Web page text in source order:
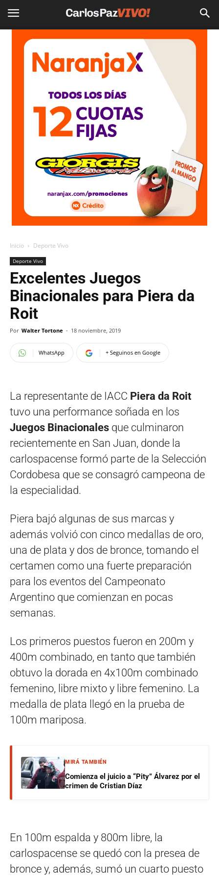
Inicio Deporte Vivo
Deporte Vivo
Excelentes Juegos
Binacionales para Piera da
Roit
Por Walter Tortone - 18 noviembre, 2019
WhatsApp + Seguinos en Google
La representante de IACC Piera da Roit
tuvo una performance soñada en los
Juegos Binacionales que culminaron
recientemente en San Juan, donde la
carlospacense formó parte de la Selección
Cordobesa que se consagró campeona de
la especialidad.
Piera bajó algunas de sus marcas y
además volvió con cinco medallas de oro,
una de plata y dos de bronce, tomando el
certamen como una fuerte preparación
para los eventos del Campeonato
Argentino que comienzan en pocas
semanas.
Los primeros puestos fueron en 200m y
400m combinado, en tanto que también
obtuvo la dorada en 4x100m combinado
femenino, libre mixto y libre femenino. La
medalla de plata llegó en la prueba de
100m mariposa.
MIRÁ TAMBIÉN
Comienza el juicio a “Pity” Álvarez por el
crimen de Cristian Díaz
En 100m espalda y 800m libre, la
carlospacense se quedó con la presea de
bronce y, además, sumó un cuarto puesto